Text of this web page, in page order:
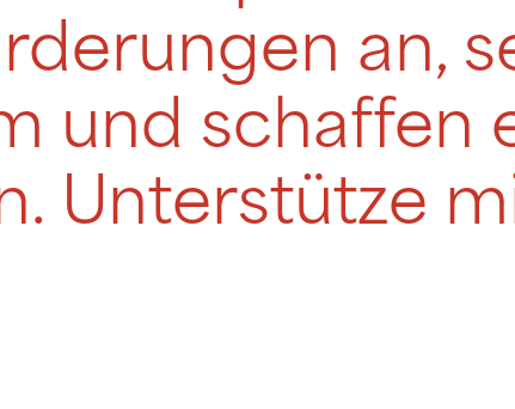
an,
und schaffen
Unterstütze